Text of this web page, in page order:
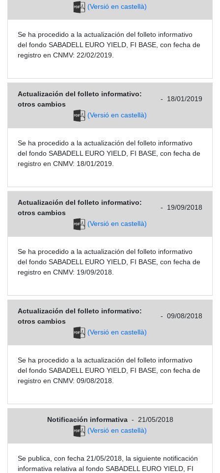
(Versió en castellà)
Se ha procedido a la actualización del folleto informativo
del fondo SABADELL EURO YIELD, FI BASE, con fecha de
registro en CNMV: 22/02/2019.
Actualización del folleto informativo:
otros cambios
- 18/01/2019
(Versió en castellà)
Se ha procedido a la actualización del folleto informativo
del fondo SABADELL EURO YIELD, FI BASE, con fecha de
registro en CNMV: 18/01/2019.
Actualización del folleto informativo:
otros cambios
- 19/09/2018
(Versió en castellà)
Se ha procedido a la actualización del folleto informativo
del fondo SABADELL EURO YIELD, FI BASE, con fecha de
registro en CNMV: 19/09/2018.
Actualización del folleto informativo:
otros cambios
- 09/08/2018
(Versió en castellà)
Se ha procedido a la actualización del folleto informativo
del fondo SABADELL EURO YIELD, FI BASE, con fecha de
registro en CNMV: 09/08/2018.
Notificación informativa -
21/05/2018
(Versió en castellà)
Se publica, con fecha 21/05/2018, la siguiente notificación
informativa relativa al fondo SABADELL EURO YIELD, FI